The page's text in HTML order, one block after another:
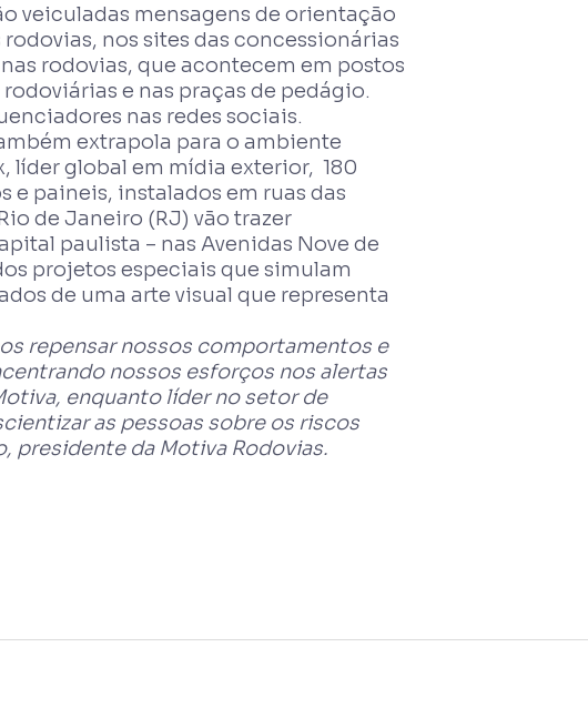
veiculadas mensagens de orientação
nos sites das concessionárias
rodovias, que acontecem em postos
e nas praças de pedágio.
nas redes sociais.
extrapola para o ambiente
líder global em mídia exterior, 180
paineis, instalados em ruas das
de Janeiro (RJ) vão trazer
paulista – nas Avenidas Nove de
projetos especiais que simulam
de uma arte visual que representa
repensar nossos comportamentos e
nossos esforços nos alertas
enquanto líder no setor de
as pessoas sobre os riscos
presidente da Motiva Rodovias.